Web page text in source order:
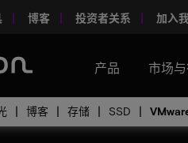
博客 投资者关系 加入
产品 市场
博客 存储 SSD